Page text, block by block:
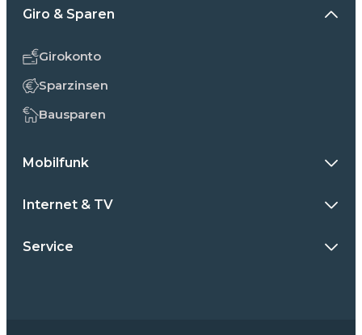
Giro & Sparen
Girokonto
Sparzinsen
Bausparen
Mobilfunk
Internet & TV
Service